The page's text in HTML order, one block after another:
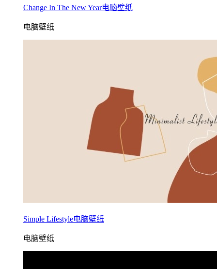
Change In The New Year电脑壁纸
电脑壁纸
Simple Lifestyle电脑壁纸
电脑壁纸